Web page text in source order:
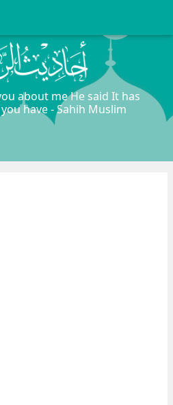
about me He said It has
have - Sahih Muslim